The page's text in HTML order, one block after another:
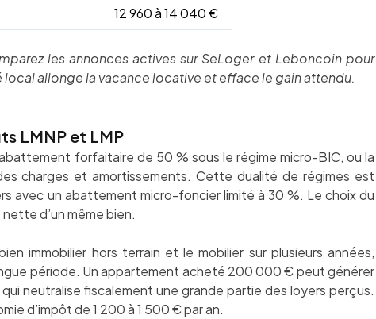
12 960 à 14 040 €
les annonces actives sur SeLoger et Leboncoin pour
allonge la vacance locative et efface le gain attendu.
LMNP et LMP
forfaitaire de 50 % sous le régime micro-BIC, ou la
charges et amortissements. Cette dualité de régimes est
avec un abattement micro-foncier limité à 30 %. Le choix du
d’un même bien.
immobilier hors terrain et le mobilier sur plusieurs années,
période. Un appartement acheté 200 000 € peut générer
neutralise fiscalement une grande partie des loyers perçus.
d’impôt de 1 200 à 1 500 € par an.